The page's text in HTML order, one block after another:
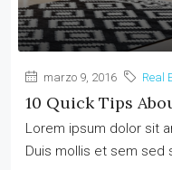
marzo 9, 2016 Real
10 Quick Tips
Lorem ipsum dolor sit
Duis mollis et sem sed